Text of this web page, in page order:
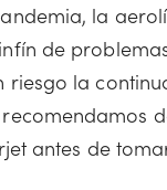
la
de
riesgo la
antes de